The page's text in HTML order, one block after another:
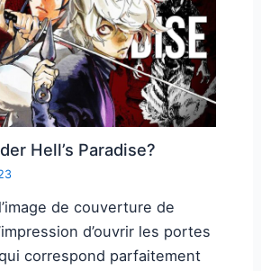
Hell’s Paradise?
de couverture de
d’ouvrir les portes
correspond parfaitement